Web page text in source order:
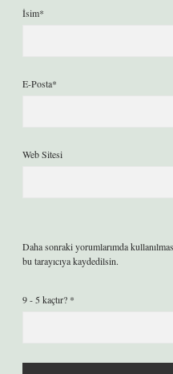
İsim*
E-Posta*
Web Sitesi
Daha sonraki yorumlarımda
bu tarayıcıya kaydedilsin.
9 - 5 kaçtır? *